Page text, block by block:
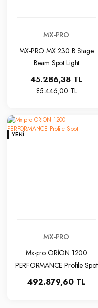
MX-PRO
MX-PRO MX 230 B Stage
Beam Spot Light
45.286,38 TL
85.446,00 TL
YENI
MX-PRO
Mx-pro ORİON 1200
PERFORMANCE Profile Spot
492.879,60 TL